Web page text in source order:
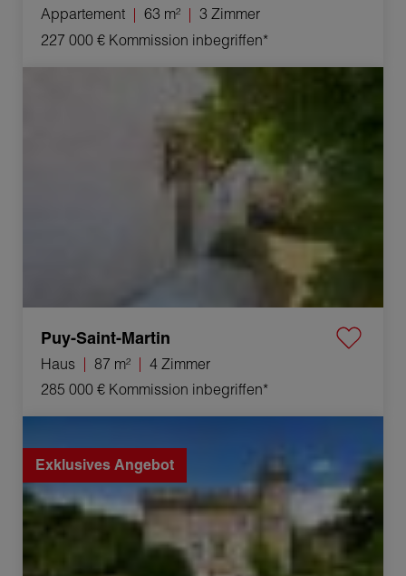
Appartement 63 m²
3 Zimmer
227 000 € Kommission inbegriffen*
Verkauf Haus Puy-Saint-Martin 4 Zimmer 87 m²
Puy-Saint-Martin
Haus 87 m²
4 Zimmer
285 000 € Kommission inbegriffen*
184.5 m²
Exklusives Angebot